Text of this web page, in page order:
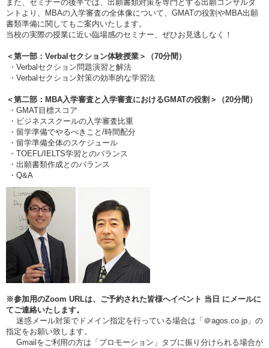
また、セミナーの後半では、出願書類対策を専門とする出願コンサルタ
ントより、MBAの入学審査の全体像について、GMATの役割やMBA出願
書類準備に関してもご案内いたします。
当校の実際の授業に近い臨場感のセミナー、ぜひお見逃しなく！
＜第一部：Verbalセクション体験授業＞（70分間）
・Verbalセクション問題演習と解法
・Verbalセクション対策の効率的な学習法
＜第二部：MBA入学審査と入学審査におけるGMATの役割＞（20分間）
・GMAT目標スコア
・ビジネススクールの入学審査比重
・留学準備でやるべきこと/時間配分
・留学準備全体のスケジュール
・TOEFL/IELTS学習とのバランス
・出願書類作成とのバランス
・Q&A
※参加用のZoom URLは、ご予約された皆様へイベント 当日 にメールに
てご連絡いたします。
迷惑メール対策でドメイン指定を行っている場合は「＠agos.co.jp」の
指定をお願い致します。
Gmailをご利用の方は「プロモーション」タブに振り分けられる場合が